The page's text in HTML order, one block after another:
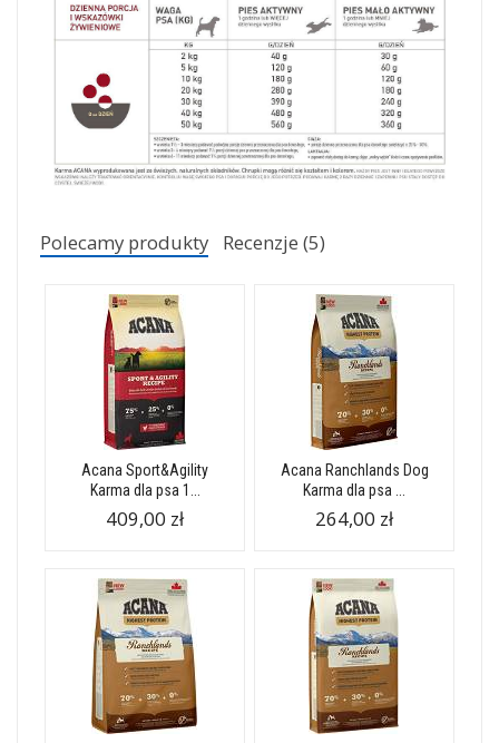
Polecamy produkty Recenzje (5)
Acana Sport&Agility
Karma dla psa 1...
409,00 zł
Acana Ranchlands Dog
Karma dla psa ...
264,00 zł